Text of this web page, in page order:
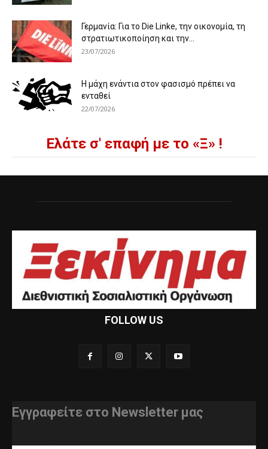
Γερμανία: Για το Die Linke, την οικονομία, τη
στρατιωτικοποίηση και την...
23/07/2026
Η μάχη ενάντια στον φασισμό πρέπει να
ενταθεί
22/07/2026
Ελάτε σ' επαφή με το «Ξ» !
FOLLOW US
Εγγραφείτε στο Newsletter μας